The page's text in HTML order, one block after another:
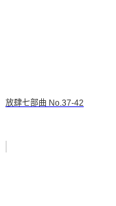
放肆七部曲 No.37-42